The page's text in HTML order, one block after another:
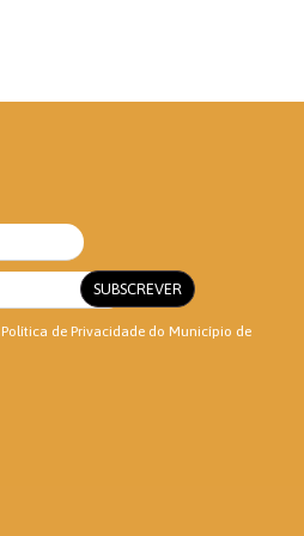
Política de Privacidadedo Município de